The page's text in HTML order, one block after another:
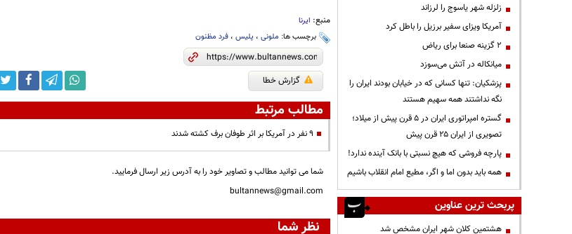
منبع: ایرنا
برچسب ها: ملونی، پلیس، فرد مظنون
گزارش خطا
مطالب مرتبط
۹ نفر در آمریکا بر اثر طوفان برف کشته شدند
شما می توانید مطالب و تصاویر خود را به آدرس زیر ارسال فرمایید.
bultannews@gmail.com
نظر شما
زلزله شهر یاسوج را لرزاند
آمریکا ویزای سفیر برزیل را باطل کرد
۲ گزینه صنعا برای ریاض
میانکاله در آتش می‌سوزد
پزشکیان: تنها کسانی که در خیابان بودند ایران را
نگه نداشتند همه سهیم هستند
گستره امپراتوری ایران در ۵ قرن پیش از میلاد؛
تصویری از ایران ۲۵ قرن پیش
پارچه فروشی که هیچ نسبتی با بانک آینده ندارد!
همه باید بدون اما و اگر، مطیع امام انقلاب باشیم
پربحث ترین عناوین
هشتمین کلان شهر ایران مشخص شد